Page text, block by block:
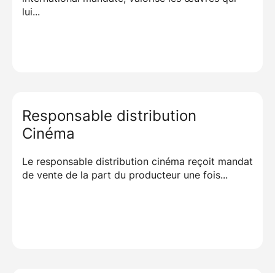
lui...
Responsable distribution
Cinéma
Le responsable distribution cinéma reçoit mandat
de vente de la part du producteur une fois...